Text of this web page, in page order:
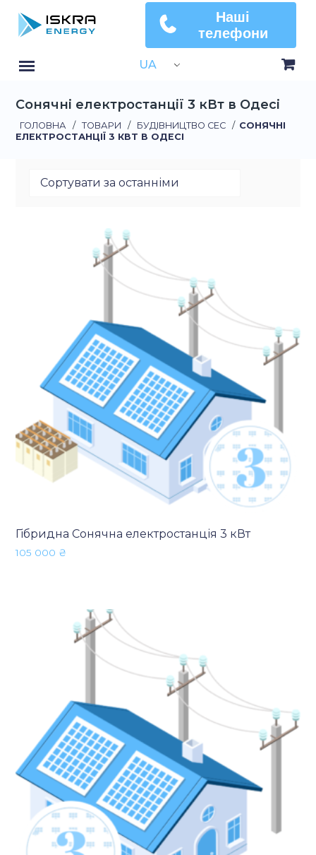
Наші
телефони
UA
Сонячні електростанції 3 кВт в Одесі
ГОЛОВНА / ТОВАРИ / БУДІВНИЦТВО СЕС / СОНЯЧНІ
ЕЛЕКТРОСТАНЦІЇ 3 КВТ В ОДЕСІ
Гібридна Сонячна електростанція 3 кВт
105 000 ₴